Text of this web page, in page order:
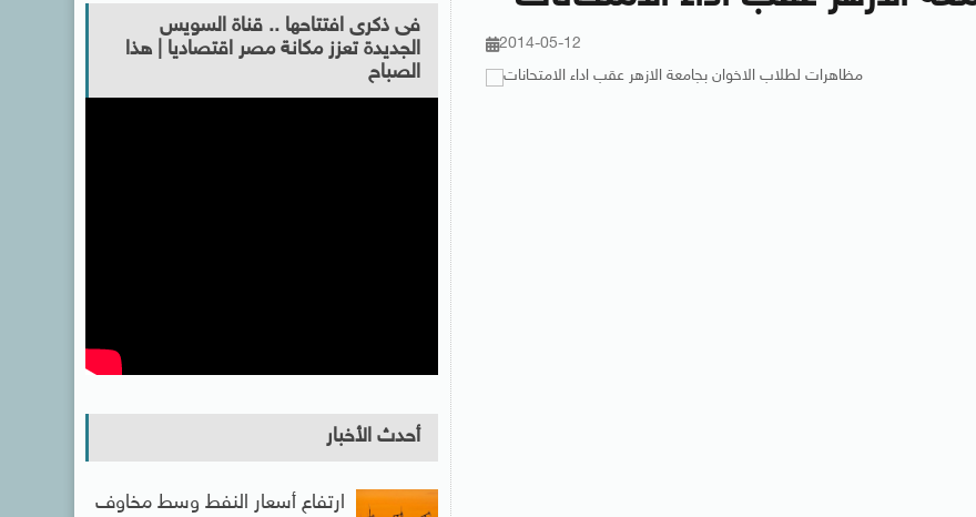
2014-05-12
فى ذكرى افتتاحها .. قناة السويس
الجديدة تعزز مكانة مصر اقتصاديا | هذا
الصباح
أحدث الأخبار
ارتفاع أسعار النفط وسط مخاوف